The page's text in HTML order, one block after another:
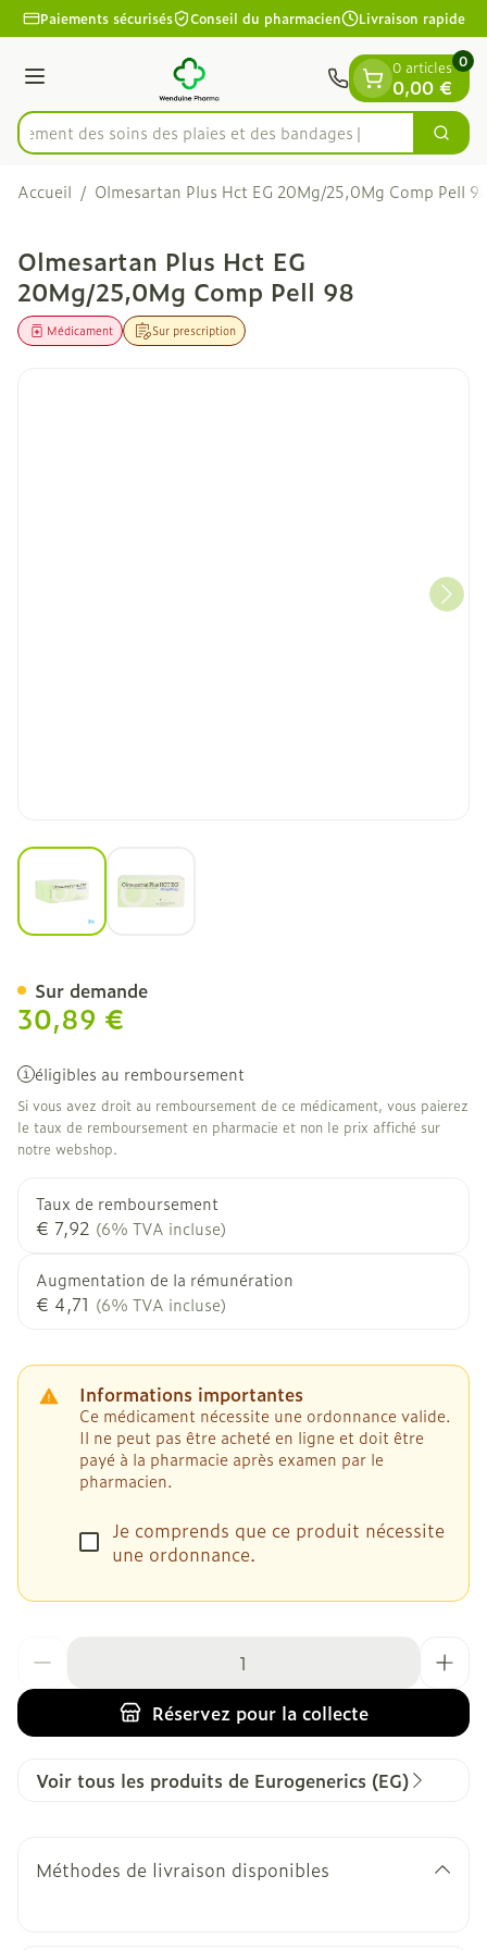
Aller au contenu
1 de 1
Paiements sécurisés Conseil du pharmacien Livraison rapide
Menu
Rechercherdes soins des plaies et des bandages
0 articles
0,00 €
0
Accueil / Olmesartan Plus Hct EG 20Mg/25,0Mg Comp Pell
Olmesartan Plus Hct EG
20Mg/25,0Mg Comp Pell 98
Sur prescription
Médicament
View larger image
30,89 €
éligibles au remboursement
Si vous avez droit au remboursement de ce médicament, vous paierez
le taux de remboursement en pharmacie et non le prix affiché sur
notre webshop.
Taux de remboursement
€ 7,92 (6% TVA incluse)
Augmentation de la rémunération
€ 4,71 (6% TVA incluse)
Informations importantes
Ce médicament nécessite une ordonnance valide.
Il ne peut pas être acheté en ligne et doit être
payé à la pharmacie après examen par le
pharmacien.
Je comprends que ce produit nécessite
une ordonnance.
Réservezpour la collecte
Sur demande
Voir tous les produits de Eurogenerics (EG)
Méthodes de livraison disponibles